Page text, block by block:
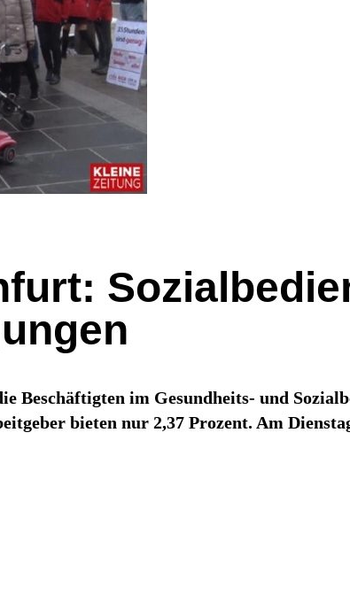
Beschäftigten im Gesundheits- und
bieten nur 2,37 Prozent. Am